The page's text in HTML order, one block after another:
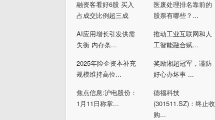
融资客看好6股 买入
占成交比例超三成
医废处理排名靠前的
股票有哪些？...
AI应用增长引发供需
失衡 内存条...
推动工业互联网和人
工智能融合赋...
2025年险企资本补充
规模维持高位...
奖励湘超冠军，谨防
好心办坏事 ...
焦点信息:沪电股份：
1月11日称掌...
德福科技
(301511.SZ)：终止收
购...